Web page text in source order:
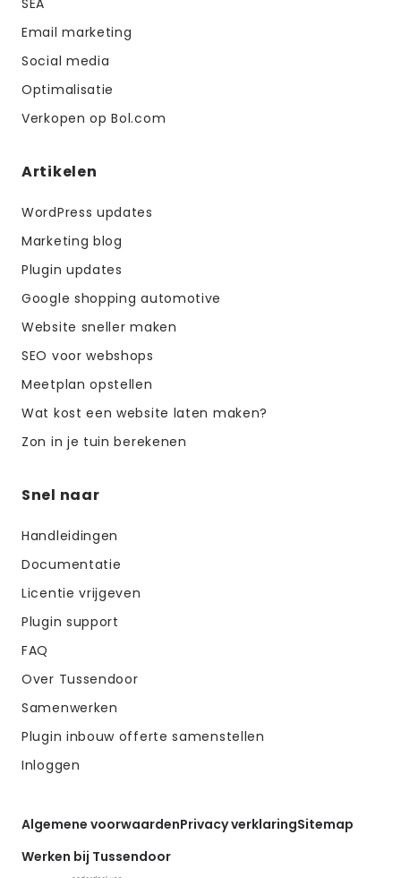
SEA
Email marketing
Social media
Optimalisatie
Verkopen op Bol.com
Artikelen
WordPress updates
Marketing blog
Plugin updates
Google shopping automotive
Website sneller maken
SEO voor webshops
Meetplan opstellen
Wat kost een website laten maken?
Zon in je tuin berekenen
Snel naar
Handleidingen
Documentatie
Licentie vrijgeven
Plugin support
FAQ
Over Tussendoor
Samenwerken
Plugin inbouw offerte samenstellen
Inloggen
Belangrijke
Algemene voorwaardenPrivacy verklaringSitemap
Werken bij Tussendoor